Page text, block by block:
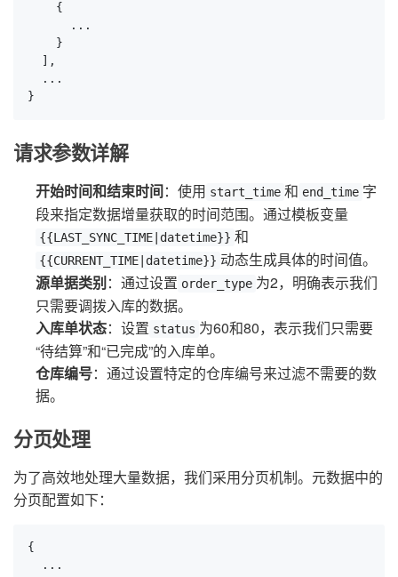
    {
      ...
    }
  ],
  ...
}
请求参数详解
开始时间和结束时间：使用 start_time 和 end_time 字
段来指定数据增量获取的时间范围。通过模板变量
{{LAST_SYNC_TIME|datetime}} 和
{{CURRENT_TIME|datetime}} 动态生成具体的时间值。
源单据类别：通过设置 order_type 为2，明确表示我们
只需要调拨入库的数据。
入库单状态：设置 status 为60和80，表示我们只需要
“待结算”和“已完成”的入库单。
仓库编号：通过设置特定的仓库编号来过滤不需要的数
据。
分页处理
为了高效地处理大量数据，我们采用分页机制。元数据中的
分页配置如下：
{
  ...